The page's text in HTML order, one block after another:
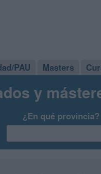
PAU Masters
y
¿En qué provincia?